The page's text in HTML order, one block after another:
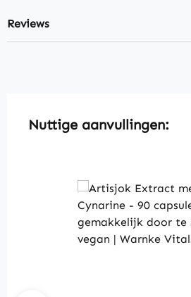
Reviews
Skip product gallery
Nuttige aanvullingen: